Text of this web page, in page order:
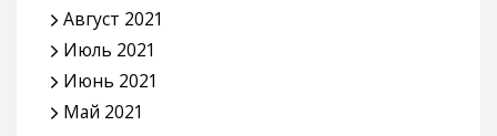
Август 2021
Июль 2021
Июнь 2021
Май 2021